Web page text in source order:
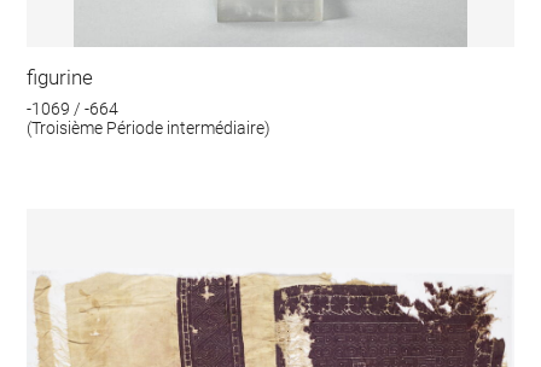
figurine
-1069 / -664
(Troisième Période intermédiaire)